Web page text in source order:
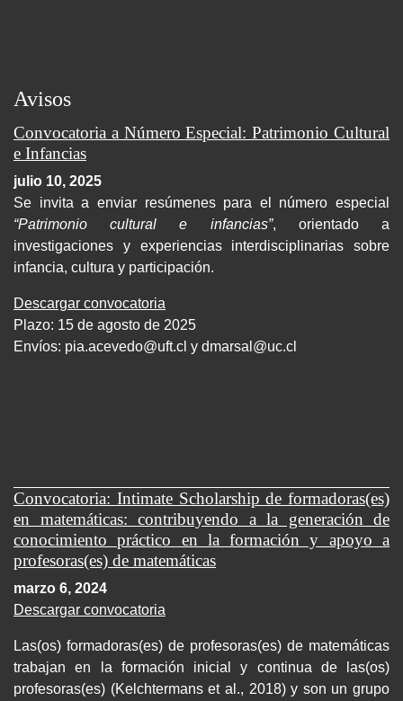
Avisos
Convocatoria a Número Especial: Patrimonio Cultural
e Infancias
julio 10, 2025
Se invita a enviar resúmenes para el número especial
“Patrimonio cultural e infancias”, orientado a
investigaciones y experiencias interdisciplinarias sobre
infancia, cultura y participación.
Descargar convocatoria
Plazo: 15 de agosto de 2025
Envíos: pia.acevedo@uft.cl y dmarsal@uc.cl
Convocatoria: Intimate Scholarship de formadoras(es)
en matemáticas: contribuyendo a la generación de
conocimiento práctico en la formación y apoyo a
profesoras(es) de matemáticas
marzo 6, 2024
Descargar convocatoria
Las(os) formadoras(es) de profesoras(es) de matemáticas
trabajan en la formación inicial y continua de las(os)
profesoras(es) (Kelchtermans et al., 2018) y son un grupo